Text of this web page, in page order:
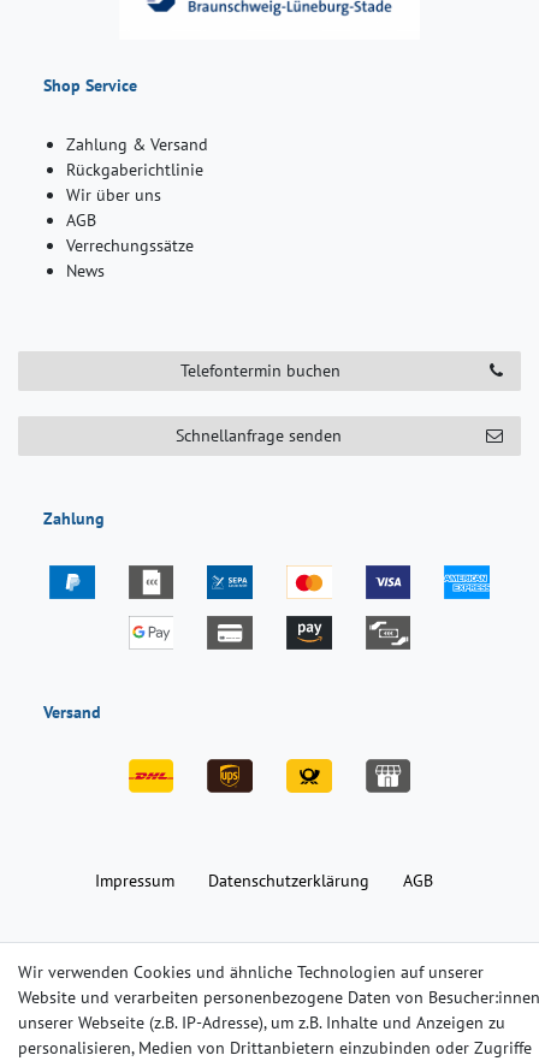
Shop Service
Zahlung & Versand
Rückgaberichtlinie
Wir über uns
AGB
Verrechungssätze
News
Telefontermin buchen
Schnellanfrage senden
Zahlung
Versand
Impressum Daten­schutz­erklärung AGB
Wir verwenden Cookies und ähnliche Technologien auf unserer
Website und verarbeiten personenbezogene Daten von Besucher:innen
unserer Webseite (z.B. IP-Adresse), um z.B. Inhalte und Anzeigen zu
personalisieren, Medien von Drittanbietern einzubinden oder Zugriffe
© Copyright 2024-2025 | Alle Rechte vorbehalten.